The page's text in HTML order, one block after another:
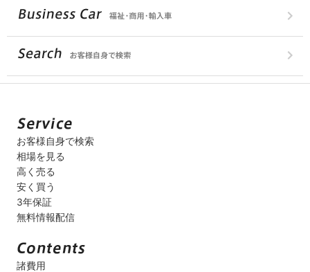
お客様自身で検索
相場を見る
高く売る
安く買う
3年保証
無料情報配信
諸費用